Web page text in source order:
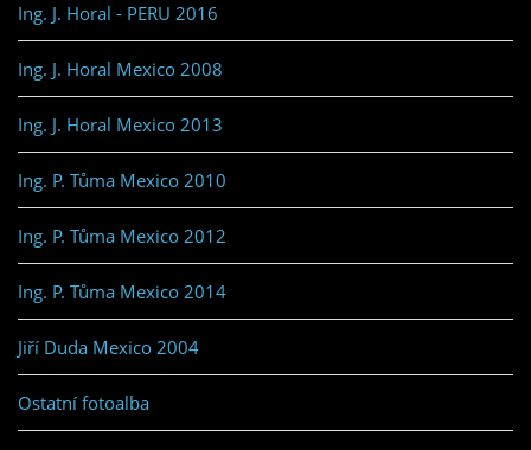
Ing. J. Horal - PERU 2016
Ing. J. Horal Mexico 2008
Ing. J. Horal Mexico 2013
Ing. P. Tůma Mexico 2010
Ing. P. Tůma Mexico 2012
Ing. P. Tůma Mexico 2014
Jiří Duda Mexico 2004
Ostatní fotoalba